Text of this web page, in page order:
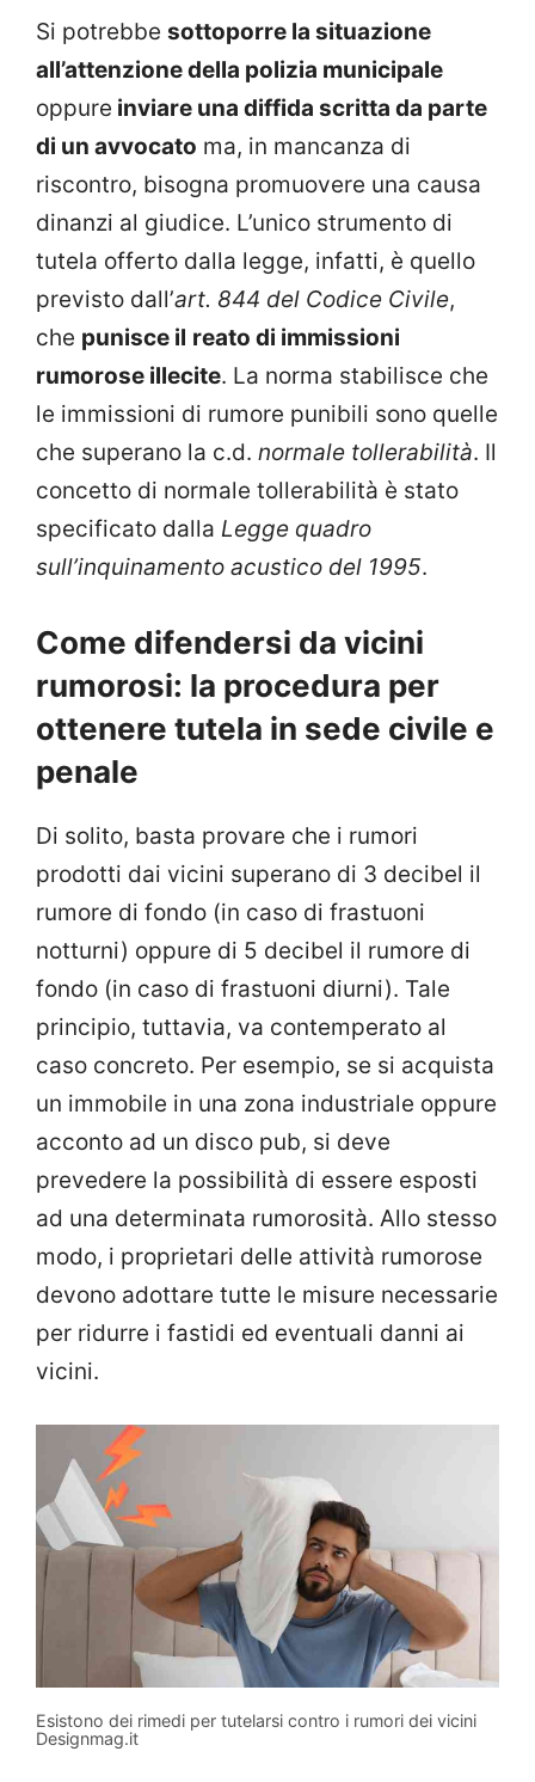
Si potrebbe sottoporre la situazione
all’attenzione della polizia municipale
oppure inviare una diffida scritta da parte
di un avvocato ma, in mancanza di
riscontro, bisogna promuovere una causa
dinanzi al giudice. L’unico strumento di
tutela offerto dalla legge, infatti, è quello
previsto dall’art. 844 del Codice Civile,
che punisce il reato di immissioni
rumorose illecite. La norma stabilisce che
le immissioni di rumore punibili sono quelle
che superano la c.d. normale tollerabilità. Il
concetto di normale tollerabilità è stato
specificato dalla Legge quadro
sull’inquinamento acustico del 1995.
Come difendersi da vicini
rumorosi: la procedura per
ottenere tutela in sede civile e
penale
Di solito, basta provare che i rumori
prodotti dai vicini superano di 3 decibel il
rumore di fondo (in caso di frastuoni
notturni) oppure di 5 decibel il rumore di
fondo (in caso di frastuoni diurni). Tale
principio, tuttavia, va contemperato al
caso concreto. Per esempio, se si acquista
un immobile in una zona industriale oppure
acconto ad un disco pub, si deve
prevedere la possibilità di essere esposti
ad una determinata rumorosità. Allo stesso
modo, i proprietari delle attività rumorose
devono adottare tutte le misure necessarie
per ridurre i fastidi ed eventuali danni ai
vicini.
Esistono dei rimedi per tutelarsi contro i rumori dei vicini
Designmag.it